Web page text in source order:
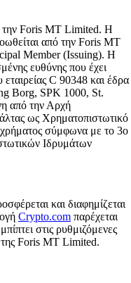
την Foris MT Limited. Η
από την Foris MT
Member (Issuing). Η
ευθύνης που έχει
C 90348 και έδρα
Borg, SPK 1000, St.
από την Αρχή
ως Χρηματοπιστωτικό
σύμφωνα με το 3ο
Ιδρυμάτων
και διαφημίζεται
Crypto.com παρέχεται
στις ρυθμιζόμενες
Foris MT Limited.